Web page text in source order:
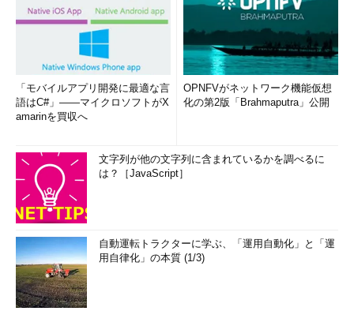
「モバイルアプリ開発に最適な言
語はC#」――マイクロソフトがX
amarinを買収へ
OPNFVがネットワーク機能仮想
化の第2版「Brahmaputra」公開
文字列が他の文字列に含まれているかを調べるに
は？［JavaScript］
自動運転トラクターに学ぶ、「運用自動化」と「運
用自律化」の本質 (1/3)